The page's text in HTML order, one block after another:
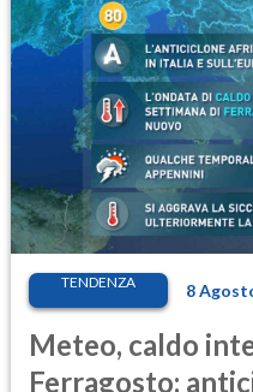
TENDENZA 8
Meteo, caldo
Ferragosto: